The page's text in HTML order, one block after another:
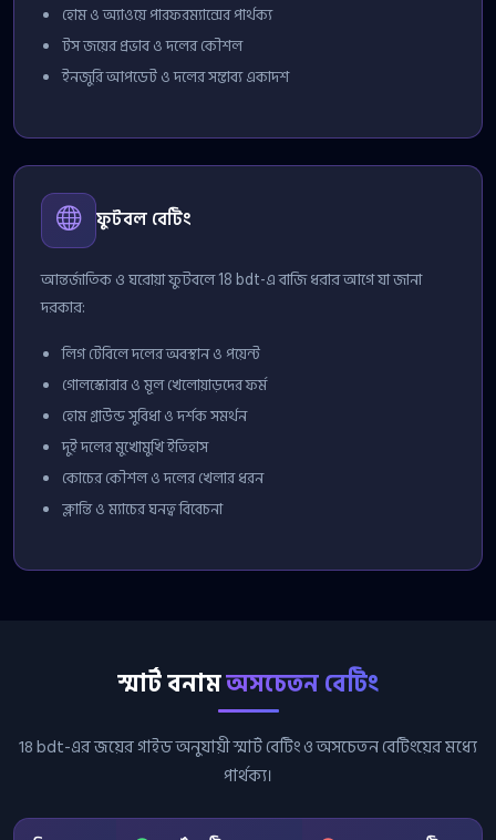
হোম ও অ্যাওয়ে পারফরম্যান্সের পার্থক্য
টস জয়ের প্রভাব ও দলের কৌশল
ইনজুরি আপডেট ও দলের সম্ভাব্য একাদশ
ফুটবল বেটিং
আন্তর্জাতিক ও ঘরোয়া ফুটবলে 18 bdt-এ বাজি ধরার আগে যা জানা
দরকার:
লিগ টেবিলে দলের অবস্থান ও পয়েন্ট
গোলস্কোরার ও মূল খেলোয়াড়দের ফর্ম
হোম গ্রাউন্ড সুবিধা ও দর্শক সমর্থন
দুই দলের মুখোমুখি ইতিহাস
কোচের কৌশল ও দলের খেলার ধরন
ক্লান্তি ও ম্যাচের ঘনত্ব বিবেচনা
স্মার্ট বনামঅসচেতন বেটিং
18 bdt-এর জয়ের গাইড অনুযায়ী স্মার্ট বেটিং ও অসচেতন বেটিংয়ের মধ্যে
পার্থক্য।